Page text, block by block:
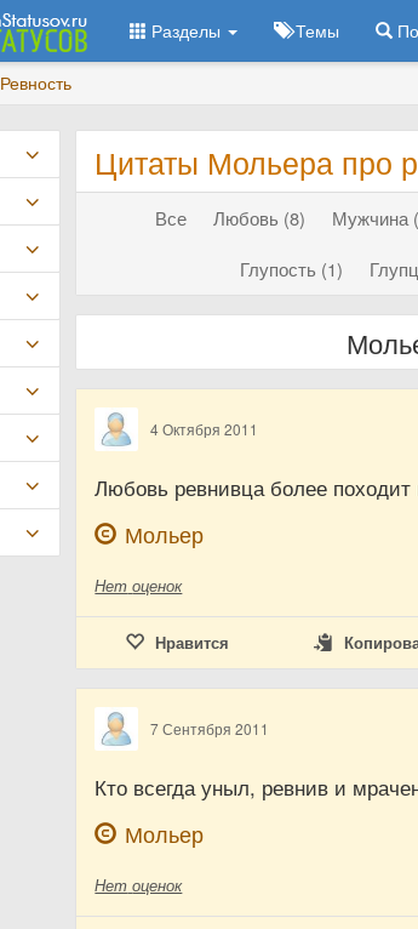
Разделы Темы
Ревность
Цитаты Мольера про
Все Любовь (8) Мужчина
Глупость (1)
4 Октября 2011
Любовь ревнивца более походит
Мольер
Нет оценок
Нравится
7 Сентября 2011
Кто всегда уныл, ревнив и
Мольер
Нет оценок